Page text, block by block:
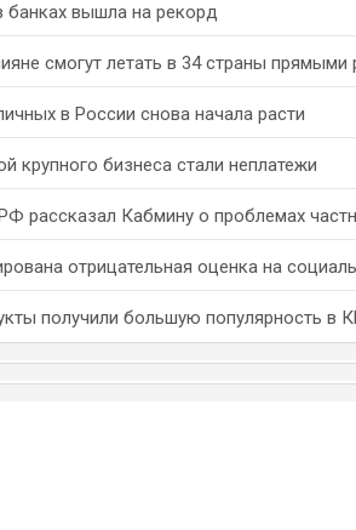
банках вышла на рекорд
смогут летать в 34 страны прямыми
в России снова начала расти
крупного бизнеса стали неплатежи
рассказал Кабмину о проблемах
отрицательная оценка на
получили большую популярность в